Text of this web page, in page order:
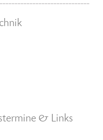
& Links